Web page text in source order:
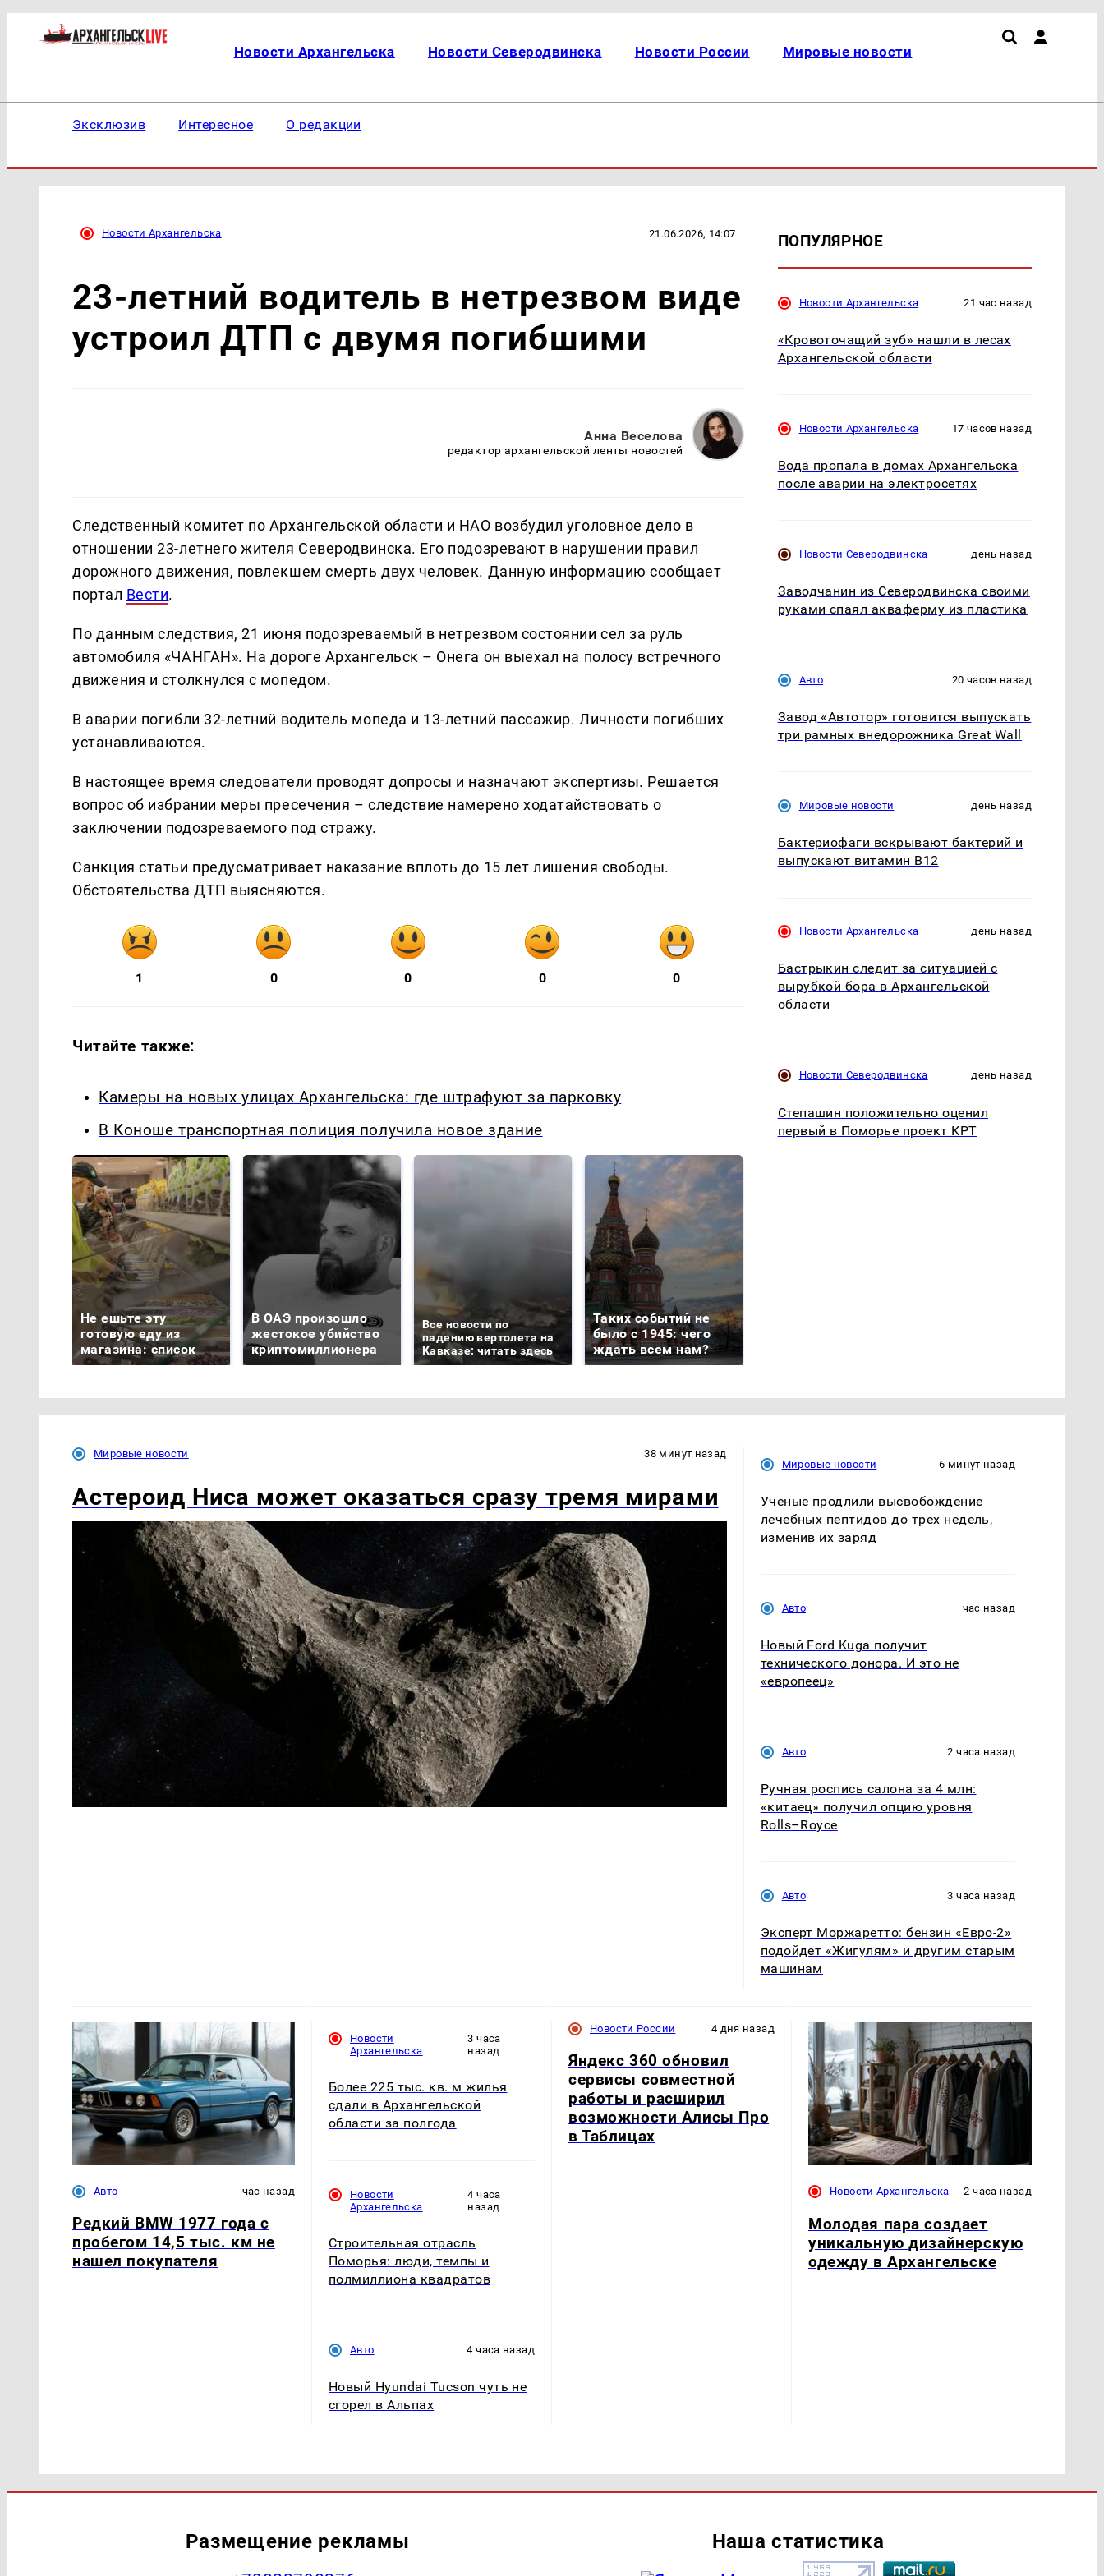
Новости Архангельска Новости Северодвинска Новости России Мировые новости
Эксклюзив Интересное О редакции
Новости Архангельска 21.06.2026, 14:07
23-летний водитель в нетрезвом виде
устроил ДТП с двумя погибшими
Анна Веселова
редактор архангельской ленты новостей
Следственный комитет по Архангельской области и НАО возбудил уголовное дело в
отношении 23-летнего жителя Северодвинска. Его подозревают в нарушении правил
дорожного движения, повлекшем смерть двух человек. Данную информацию сообщает
портал Вести.
По данным следствия, 21 июня подозреваемый в нетрезвом состоянии сел за руль
автомобиля «ЧАНГАН». На дороге Архангельск – Онега он выехал на полосу встречного
движения и столкнулся с мопедом.
В аварии погибли 32-летний водитель мопеда и 13-летний пассажир. Личности погибших
устанавливаются.
В настоящее время следователи проводят допросы и назначают экспертизы. Решается
вопрос об избрании меры пресечения – следствие намерено ходатайствовать о
заключении подозреваемого под стражу.
Санкция статьи предусматривает наказание вплоть до 15 лет лишения свободы.
Обстоятельства ДТП выясняются.
1 0 0 0 0
Читайте также:
Камеры на новых улицах Архангельска: где штрафуют за парковку
В Коноше транспортная полиция получила новое здание
Не ешьте эту
готовую еду из
магазина: список
В ОАЭ произошло
жестокое убийство
криптомиллионера
Все новости по
падению вертолета на
Кавказе: читать здесь
Таких событий не
было с 1945: чего
ждать всем нам?
ПОПУЛЯРНОЕ
Новости Архангельска 21 час назад
«Кровоточащий зуб» нашли в лесах
Архангельской области
Новости Архангельска 17 часов назад
Вода пропала в домах Архангельска
после аварии на электросетях
Новости Северодвинска день назад
Заводчанин из Северодвинска своими
руками спаял акваферму из пластика
Авто 20 часов назад
Завод «Автотор» готовится выпускать
три рамных внедорожника Great Wall
Мировые новости день назад
Бактериофаги вскрывают бактерий и
выпускают витамин B12
Новости Архангельска день назад
Бастрыкин следит за ситуацией с
вырубкой бора в Архангельской
области
Новости Северодвинска день назад
Степашин положительно оценил
первый в Поморье проект КРТ
Мировые новости 38 минут назад
Астероид Ниса может оказаться сразу тремя мирами
Мировые новости 6 минут назад
Ученые продлили высвобождение
лечебных пептидов до трех недель,
изменив их заряд
Авто час назад
Новый Ford Kuga получит
технического донора. И это не
«европеец»
Авто 2 часа назад
Ручная роспись салона за 4 млн:
«китаец» получил опцию уровня
Rolls–Royce
Авто 3 часа назад
Эксперт Моржаретто: бензин «Евро-2»
подойдет «Жигулям» и другим старым
машинам
Авто час назад
Редкий BMW 1977 года с
пробегом 14,5 тыс. км не
нашел покупателя
Новости
Архангельска
3 часа
назад
Более 225 тыс. кв. м жилья
сдали в Архангельской
области за полгода
Новости
Архангельска
4 часа
назад
Строительная отрасль
Поморья: люди, темпы и
полмиллиона квадратов
Авто 4 часа назад
Новый Hyundai Tucson чуть не
сгорел в Альпах
Новости России 4 дня назад
Яндекс 360 обновил
сервисы совместной
работы и расширил
возможности Алисы Про
в Таблицах
Новости Архангельска 2 часа назад
Молодая пара создает
уникальную дизайнерскую
одежду в Архангельске
Размещение рекламы Наша статистика